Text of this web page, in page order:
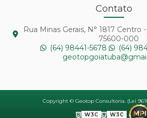
Contato
Rua Minas Gerais, N° 1817 Centro
75600-000
(64) 98441-5678
(64)
Copyright © Geotop Consultoria. (Lei
W3C W3C